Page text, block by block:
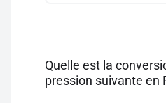
Quelle est la
pression suivante en